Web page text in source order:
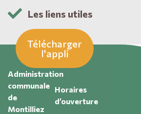
Les liens utiles
Télécharger
l'appli
Administration
communale
de
Montilliez
Horaires
d’ouverture